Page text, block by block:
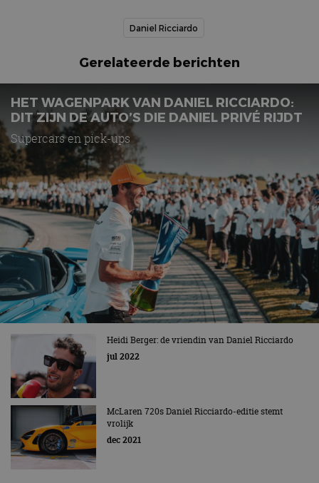
Daniel Ricciardo
Gerelateerde berichten
HET WAGENPARK VAN DANIEL RICCIARDO:
DIT ZIJN DE AUTO’S DIE DANIEL PRIVÉ RIJDT
Supercars en pick-ups
Heidi Berger: de vriendin van Daniel Ricciardo
jul 2022
McLaren 720s Daniel Ricciardo-editie stemt
vrolijk
dec 2021